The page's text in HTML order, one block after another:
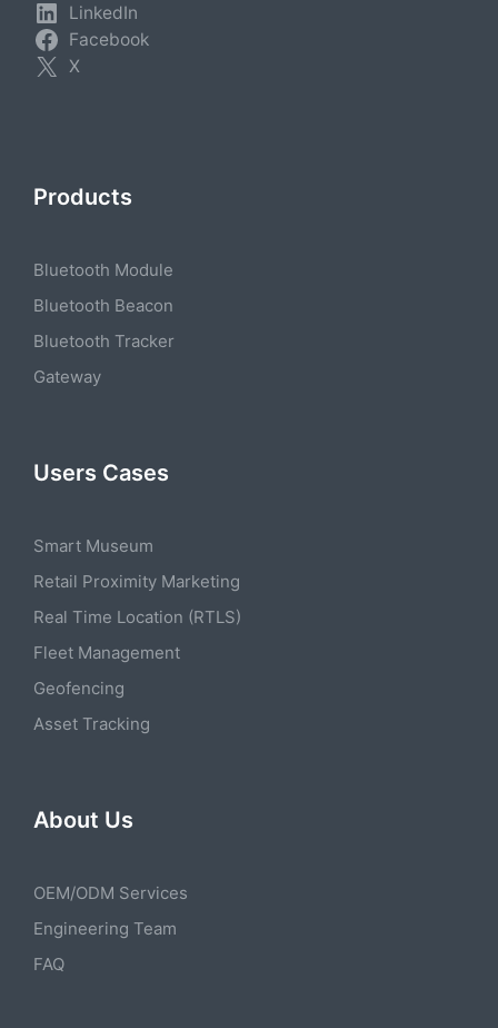
LinkedIn
Facebook
X
Products
Bluetooth Module
Bluetooth Beacon
Bluetooth Tracker
Gateway
Users Cases
Smart Museum
Retail Proximity Marketing
Real Time Location (RTLS)
Fleet Management
Geofencing
Asset Tracking
About Us
OEM/ODM Services
Engineering Team
FAQ